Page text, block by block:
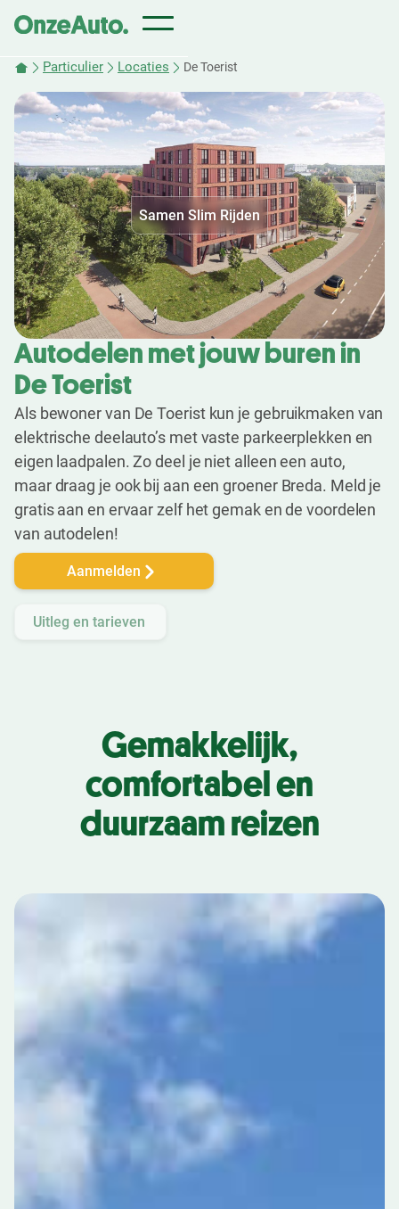
Particulier Locaties De Toerist
Samen Slim Rijden
Autodelen met jouw buren in
De Toerist
Als bewoner van De Toerist kun je gebruikmaken van
elektrische deelauto’s met vaste parkeerplekken en
eigen laadpalen. Zo deel je niet alleen een auto,
maar draag je ook bij aan een groener Breda. Meld je
gratis aan en ervaar zelf het gemak en de voordelen
van autodelen!
Aanmelden
Uitleg en tarieven
Gemakkelijk,
comfortabel en
duurzaam reizen